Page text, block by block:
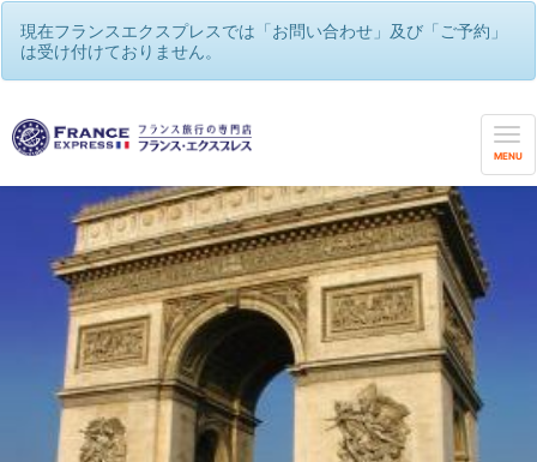
現在フランスエクスプレスでは「お問い合わせ」及び「ご予約」
は受け付けておりません。
MENU